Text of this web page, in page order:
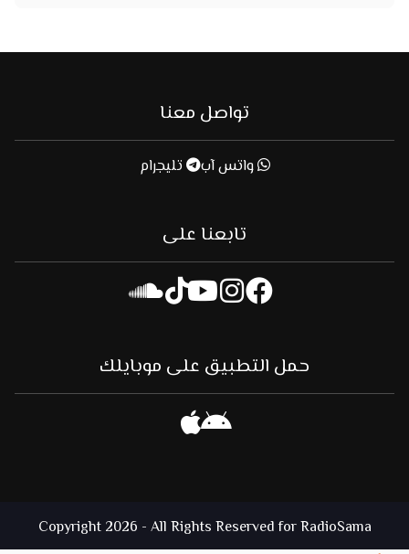
تواصل معنا
واتس آب تليجرام
تابعنا على
حمل التطبيق على موبايلك
Copyright 2026 - All Rights Reserved for RadioSama